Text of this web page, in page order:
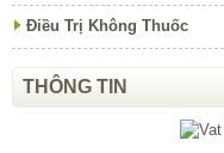
Điều Trị Không Thuốc
THÔNG TIN